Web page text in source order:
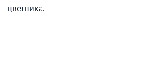
цветника.